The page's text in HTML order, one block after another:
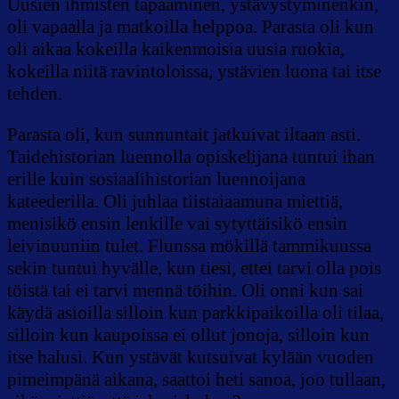
oli vapaalla ja matkoilla helppoa. Parasta oli kun
oli aikaa kokeilla kaikenmoisia uusia ruokia,
kokeilla niitä ravintoloissa, ystävien luona tai itse
tehden.
Parasta oli, kun sunnuntait jatkuivat iltaan asti.
Taidehistorian luennolla opiskelijana tuntui ihan
erille kuin sosiaalihistorian luennoijana
kateederilla. Oli juhlaa tiistaiaamuna miettiä,
menisikö ensin lenkille vai sytyttäisikö ensin
leivinuuniin tulet. Flunssa mökillä tammikuussa
sekin tuntui hyvälle, kun tiesi, ettei tarvi olla pois
töistä tai ei tarvi mennä töihin. Oli onni kun sai
käydä asioilla silloin kun parkkipaikoilla oli tilaa,
silloin kun kaupoissa ei ollut jonoja, silloin kun
itse halusi. Kun ystävät kutsuivat kylään vuoden
pimeimpänä aikana, saattoi heti sanoa, joo tullaan,